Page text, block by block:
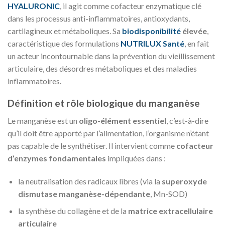
HYALURONIC , il agit comme cofacteur enzymatique clé
dans les processus anti-inflammatoires, antioxydants,
cartilagineux et métaboliques. Sa biodisponibilité élevée
caractéristique des formulations NUTRILUX Santé , en fait
un acteur incontournable dans la prévention du vieillissement
articulaire, des désordres métaboliques et des maladies
inflammatoires.
Définition et rôle biologique du manganèse
Le manganèse est un oligo-élément essentiel, c’est-à-dire
qu’il doit être apporté par l’alimentation, l’organisme n’étant
pas capable de le synthétiser. Il intervient comme cofacteur
d’enzymes fondamentales impliquées dans :
la neutralisation des radicaux libres (via la superoxyde
dismutase manganèse-dépendante, Mn-SOD)
la synthèse du collagène et de la matrice extracellulaire
articulaire